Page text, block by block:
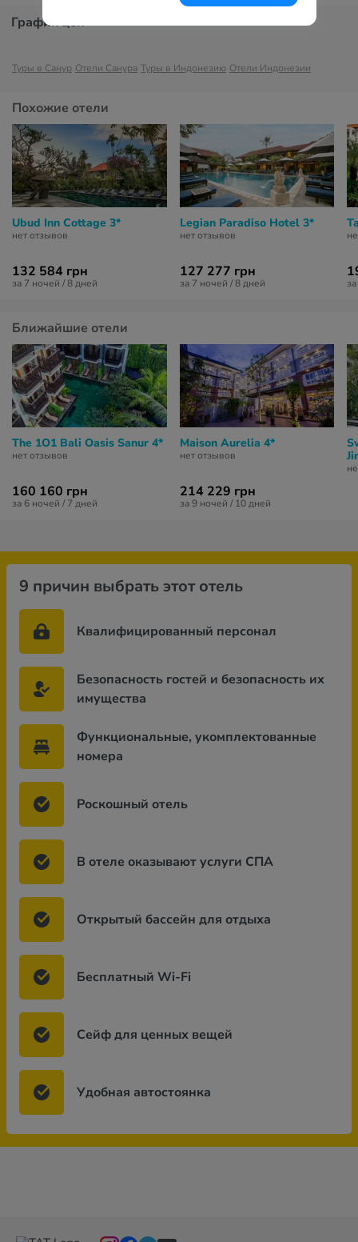
График цен
Туры в Санур Отели Санура Туры в Индонезию Отели Индонезии
Похожие отели
Ubud Inn Cottage 3*
нет отзывов
132 584 грн
за 7 ночей / 8 дней
Legian Paradiso Hotel 3*
нет отзывов
127 277 грн
за 7 ночей / 8 дней
Ближайшие отели
The 1O1 Bali Oasis Sanur 4*
нет отзывов
160 160 грн
за 6 ночей / 7 дней
Maison Aurelia 4*
нет отзывов
214 229 грн
за 9 ночей / 10 дней
9 причин выбрать этот отель
Квалифицированный персонал
Безопасность гостей и безопасность их
имущества
Функциональные, укомплектованные
номера
Роскошный отель
В отеле оказывают услуги СПА
Открытый бассейн для отдыха
Бесплатный Wi-Fi
Сейф для ценных вещей
Удобная автостоянка